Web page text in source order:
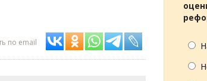
по email